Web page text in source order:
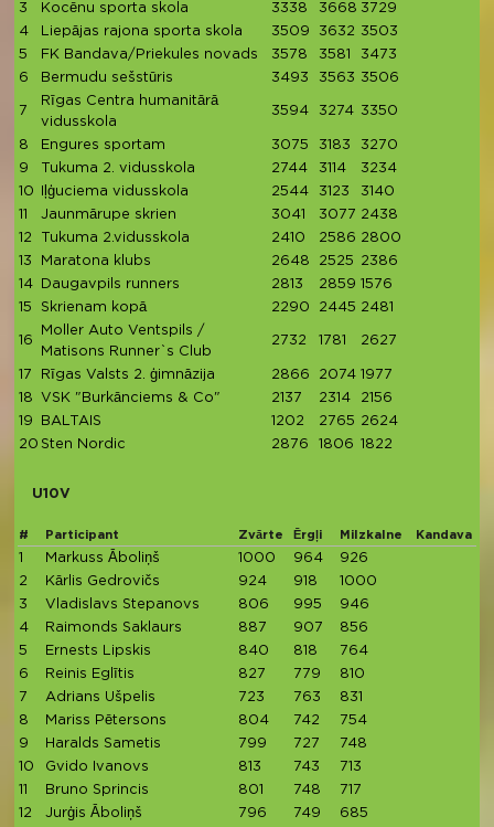
3
Kocēnu sporta skola 3338 3668 3729
4
Liepājas rajona sporta skola 3509 3632 3503
5
FK Bandava/Priekules novads 3578 3581 3473
6
Bermudu sešstūris 3493 3563 3506
7
Rīgas Centra humanitārā
vidusskola
3594 3274 3350
8 Engures sportam 3075 3183 3270
9
Tukuma 2. vidusskola 2744 3114 3234
10
Iļģuciema vidusskola 2544 3123 3140
11
Jaunmārupe skrien 3041 3077 2438
12
Tukuma 2.vidusskola 2410 2586 2800
13
Maratona klubs 2648 2525 2386
14
Daugavpils runners 2813 2859 1576
15
Skrienam kopā 2290 2445 2481
16
Moller Auto Ventspils /
Matisons Runner`s Club
2732 1781 2627
17 Rīgas Valsts 2. ģimnāzija 2866 2074 1977
18
VSK "Burkānciems & Co" 2137 2314 2156
19
BALTAIS 1202 2765 2624
20 Sten Nordic 2876 1806 1822
U10V
# Participant Zvārte Ērgļi Milzkalne Kandava
1 Markuss Āboliņš 1000 964 926
2
Kārlis Gedrovičs 924 918 1000
3
Vladislavs Stepanovs 806 995 946
4
Raimonds Saklaurs 887 907 856
5
Ernests Lipskis 840 818 764
6
Reinis Eglītis 827 779 810
7
Adrians Ušpelis 723 763 831
8
Mariss Pētersons 804 742 754
9
Haralds Sametis 799 727 748
10
Gvido Ivanovs 813 743 713
11
Bruno Sprincis 801 748 717
12
Jurģis Āboliņš 796 749 685